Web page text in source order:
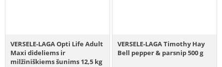
VERSELE-LAGA Opti Life Adult
Maxi dideliems ir
milžiniškiems šunims 12,5 kg
VERSELE-LAGA Timothy Hay
Bell pepper & parsnip 500 g